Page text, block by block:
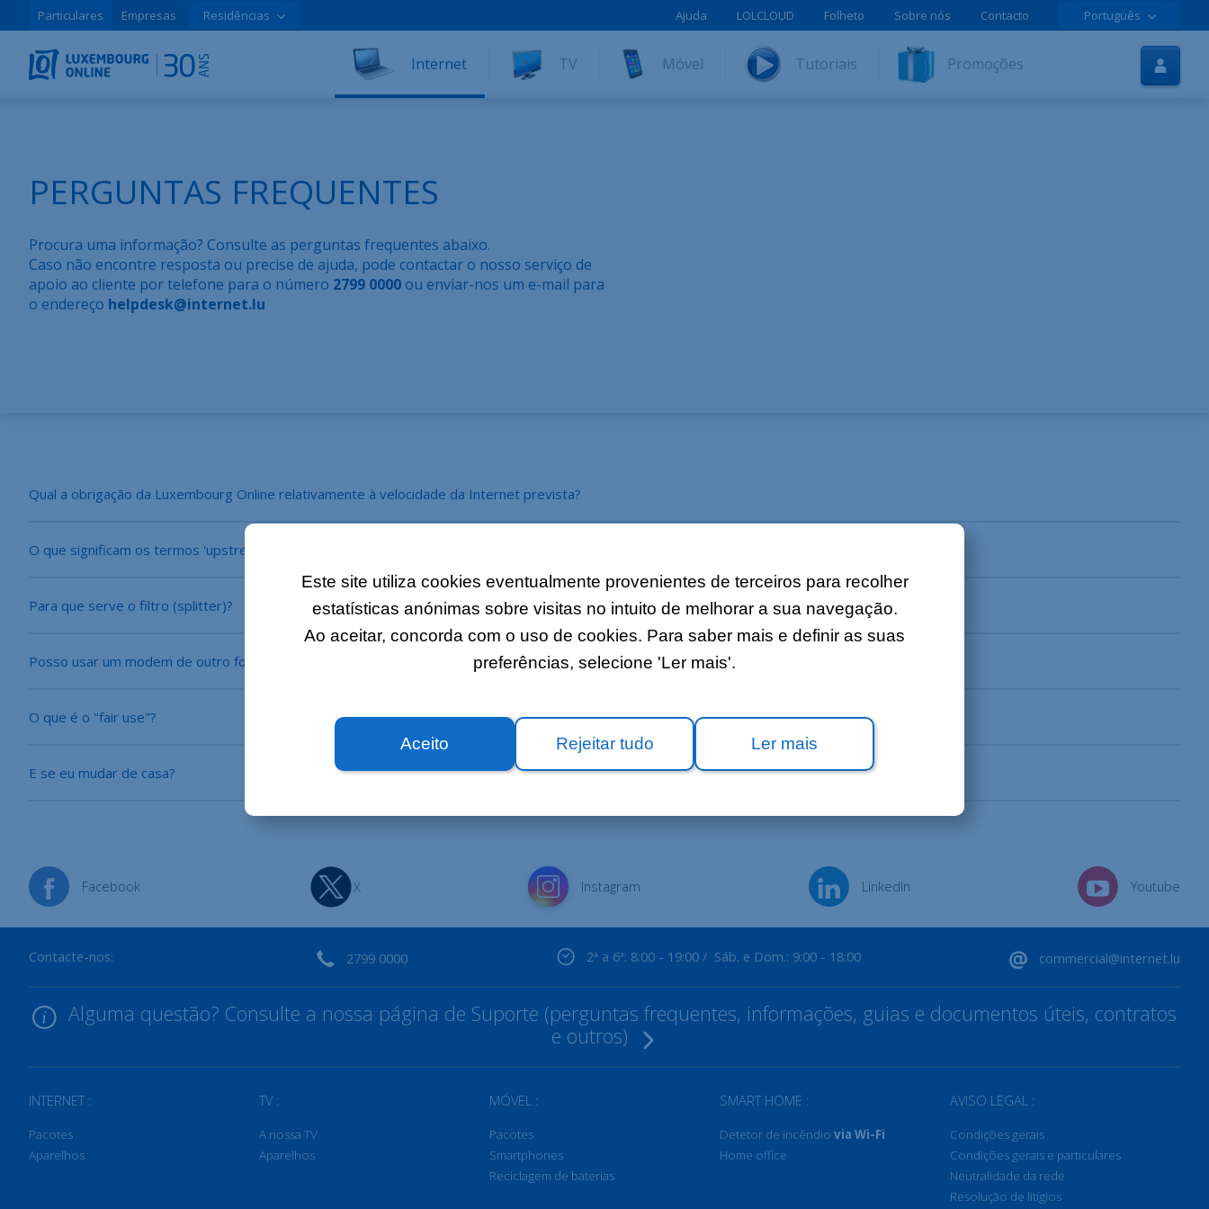
Início
Internet
Este site utiliza cookies eventualmente provenientes de terceiros para recolher
estatísticas anónimas sobre visitas no intuito de melhorar a sua navegação.
Ao aceitar, concorda com o uso de cookies. Para saber mais e definir as suas
preferências, selecione 'Ler mais'.
Aceito Rejeitar tudo Ler mais
Particulares Empresas Residências Ajuda LOLCLOUD Folheto Sobre nós Contacto Português
Internet TV Móvel Tutoriais Promoções
PERGUNTAS FREQUENTES
Procura uma informação? Consulte as perguntas frequentes abaixo.
Caso não encontre resposta ou precise de ajuda, pode contactar o nosso serviço de
apoio ao cliente por telefone para o número 2799 0000 ou enviar-nos um e-mail para
o endereço helpdesk@internet.lu
Qual a obrigação da Luxembourg Online relativamente à velocidade da Internet prevista?
O que significam os termos 'upstream', 'downstream' e 'Mbps'?
Para que serve o filtro (splitter)?
Posso usar um modem de outro fornecedor?
O que é o "fair use"?
E se eu mudar de casa?
Facebook X Instagram LinkedIn Youtube
Contacte-nos: 2799 0000 2ª a 6ª: 8:00 - 19:00 / Sáb. e Dom.: 9:00 - 18:00 commercial@internet.lu
Alguma questão? Consulte a nossa página de Suporte (perguntas frequentes, informações, guias e documentos úteis, contratos
e outros)
INTERNET :
Pacotes
Aparelhos
TV :
A nossa TV
Aparelhos
MÓVEL :
Pacotes
Smartphones
Reciclagem de baterias
SMART HOME :
Detetor de incêndio via Wi-Fi
Home office
AVISO LEGAL :
Condições gerais
Condições gerais e particulares
Neutralidade da rede
Resolução de litígios